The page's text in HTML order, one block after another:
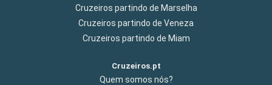
Cruzeiros partindo de Marselha
Cruzeiros partindo de Veneza
Cruzeiros partindo de Miam
Cruzeiros.pt
Quem somos nós?